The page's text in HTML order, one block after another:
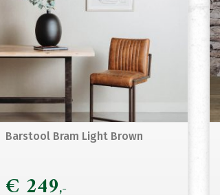
Barstool Bram Light Brown
€ 249